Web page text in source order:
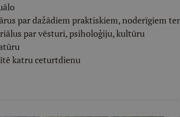
par dažādiem praktiskiem, noderīgiem
par vēsturi, psiholoģiju, kultūru
katru ceturtdienu